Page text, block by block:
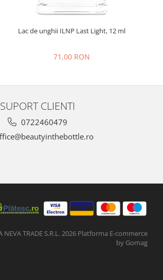
Lac de unghii ILNP Last Light, 12 ml
71,00 RON
SUPORT CLIENTI
0722460479
TRADE S.R.L. 2026 Platforma E-commerce
by Gomag